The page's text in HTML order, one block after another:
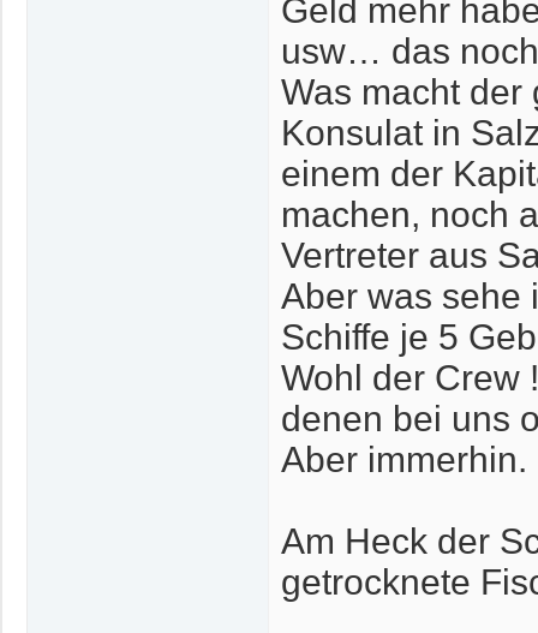
Geld mehr
usw… das
Was macht der
Konsulat in
einem der
machen, noch
Vertreter aus
Aber was sehe
Schiffe je 5
Wohl der Crew
denen bei uns
Aber immerhin.
Am Heck der
getrocknete